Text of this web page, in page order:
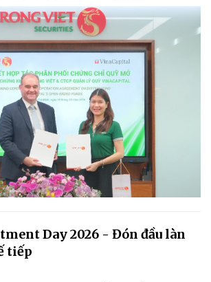
Day 2026 - Đón đầu làn
tiếp